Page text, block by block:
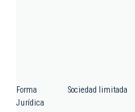
Forma
Jurídica
Sociedad limitada